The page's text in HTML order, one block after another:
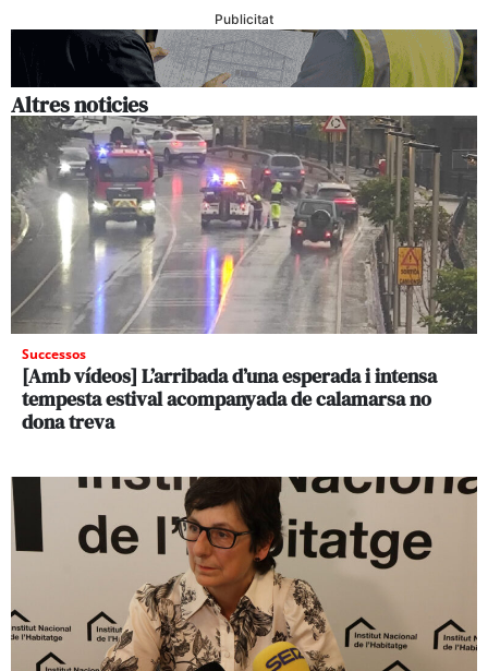
Publicitat
Altres noticies
Successos
[Amb vídeos] L’arribada d’una esperada i intensa
tempesta estival acompanyada de calamarsa no
dona treva